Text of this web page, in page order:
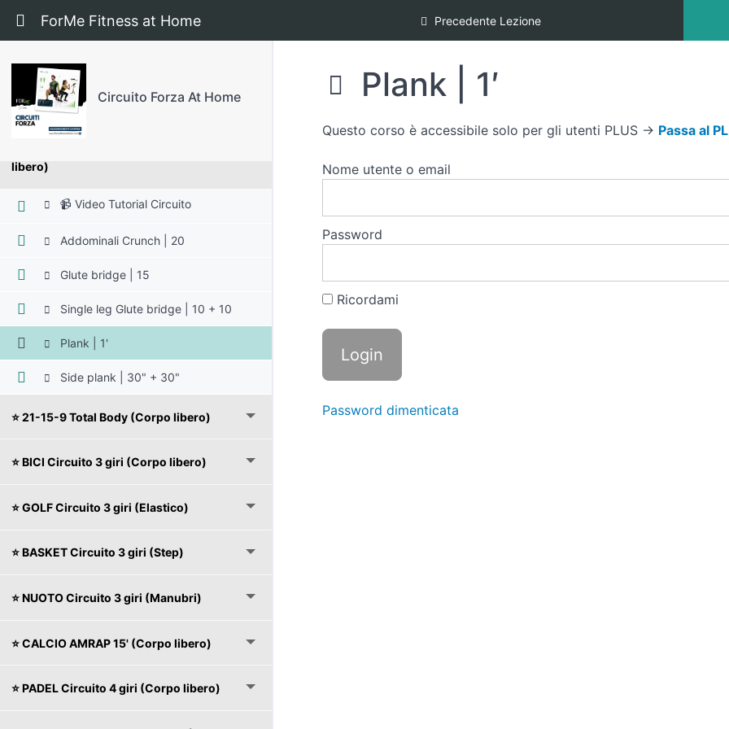
Ritorna a corso: Circuito Forza At Home
ForMe Fitness at Home Precedente Lezione
Circuito Forza At Home
⭐️ Circuito Total Body 3 giri (Elastico)
⭐️ Circuito GAG 3 giri (Corpo libero)
libero)
📹 Video Tutorial Circuito
Addominali Crunch | 20
Glute bridge | 15
Single leg Glute bridge | 10 + 10
Plank | 1'
Side plank | 30" + 30"
⭐️ 21-15-9 Total Body (Corpo libero)
⭐️ BICI Circuito 3 giri (Corpo libero)
⭐️ GOLF Circuito 3 giri (Elastico)
⭐️ BASKET Circuito 3 giri (Step)
⭐️ NUOTO Circuito 3 giri (Manubri)
⭐️ CALCIO AMRAP 15' (Corpo libero)
⭐️ PADEL Circuito 4 giri (Corpo libero)
Plank | 1′
Questo corso è accessibile solo per gli utenti PLUS → Passa al
Nome utente o email
Password
Ricordami
Password dimenticata